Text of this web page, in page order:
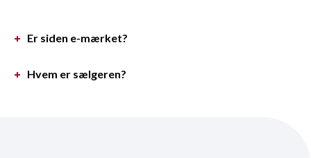
Er siden e-mærket?
Hvem er sælgeren?